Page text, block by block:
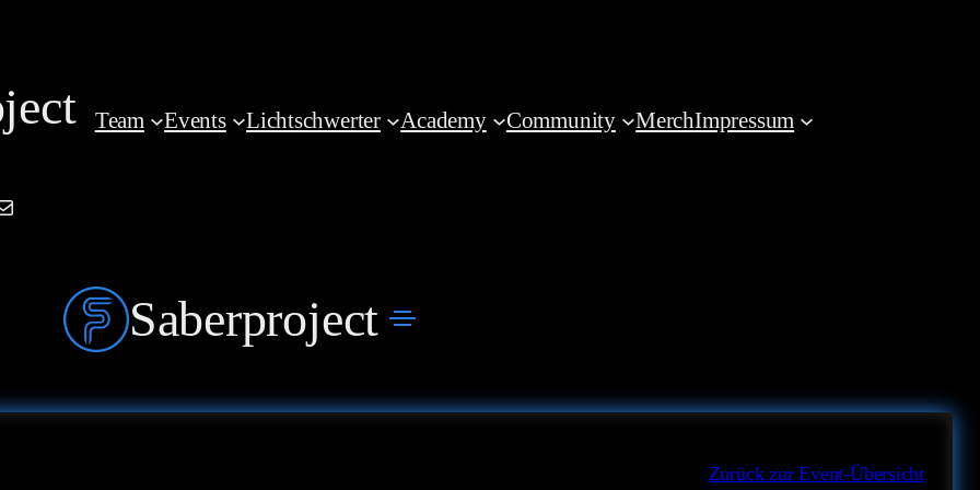
Team Events Lichtschwerter Academy Community MerchImpressum
Saberproject
Zurück zur Event-Übersicht